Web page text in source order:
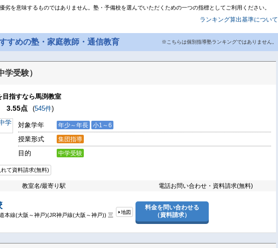
劣を意味するものではありません。塾・予備校を選んでいただくための一つの指標としてご利用ください。
ランキング算出基準について
すめの塾・家庭教師・通信教育 ※こちらは個別指導塾ランキングではありません。
学受験）
目指すなら馬渕教室
3.55点 (545件)
対象学年 年少～年長 小1～6
授業形式 集団指導
目的 中学受験
て資料請求(無料)
教室名/最寄り駅 電話お問い合わせ・資料請求(無料)
本線(大阪～神戸)(JR神戸線(大阪～神戸)) 三
地図
料金を問い合わせる
（資料請求）